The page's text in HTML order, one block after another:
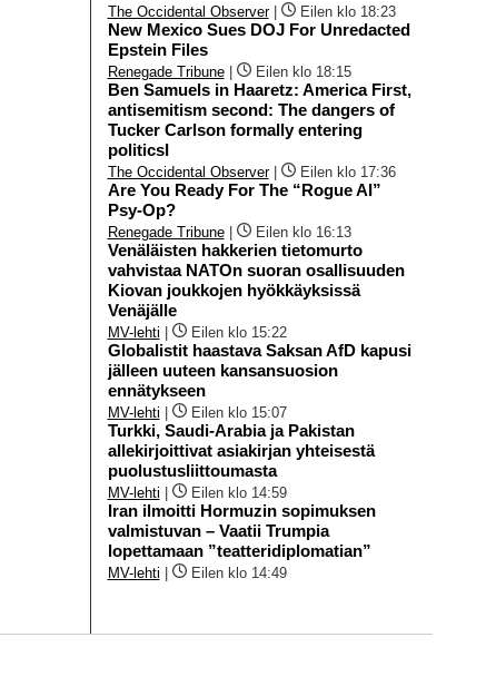
The Occidental Observer| Eilen klo 18:23
New Mexico Sues DOJ For Unredacted
Epstein Files
Renegade Tribune| Eilen klo 18:15
Ben Samuels in Haaretz: America First,
antisemitism second: The dangers of
Tucker Carlson formally entering
politicsI
The Occidental Observer| Eilen klo 17:36
Are You Ready For The “Rogue AI”
Psy-Op?
Renegade Tribune| Eilen klo 16:13
Venäläisten hakkerien tietomurto
vahvistaa NATOn suoran osallisuuden
Kiovan joukkojen hyökkäyksissä
Venäjälle
MV-lehti Eilen klo 15:22
Globalistit haastava Saksan AfD kapusi
jälleen uuteen kansansuosion
ennätykseen
MV-lehti Eilen klo 15:07
Turkki, Saudi-Arabia ja Pakistan
allekirjoittivat asiakirjan yhteisestä
puolustusliittoumasta
MV-lehti Eilen klo 14:59
Iran ilmoitti Hormuzin sopimuksen
valmistuvan – Vaatii Trumpia
lopettamaan ”teatteridiplomatian”
MV-lehti Eilen klo 14:49